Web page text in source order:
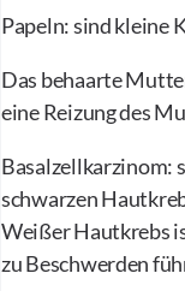
Papeln: sind kleine
Das behaarte
eine Reizung des
Basalzellkarzinom:
schwarzen
Weißer Hautkrebs
zu Beschwerden